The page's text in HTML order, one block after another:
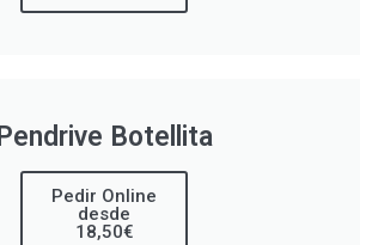
Pendrive Botellita
Pedir Online
desde
18,50€